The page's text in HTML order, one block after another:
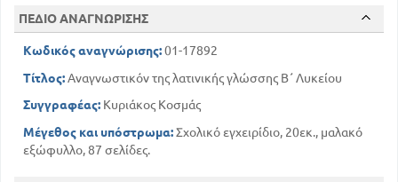
ΠΕΔΙΟ ΑΝΑΓΝΩΡΙΣΗΣ
Κωδικός αναγνώρισης:01-17892
Τίτλος:Αναγνωστικόν της λατινικής γλώσσης Β΄ Λυκείου
Συγγραφέας: Κυριάκος Κοσμάς
Μέγεθος και υπόστρωμα:Σχολικό εγχειρίδιο, 20εκ., μαλακό
εξώφυλλο, 87 σελίδες.